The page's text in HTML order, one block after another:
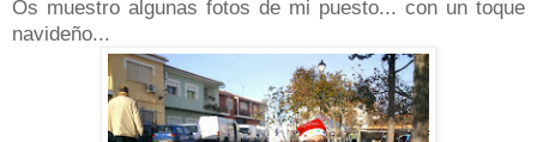
Os muestro algunas fotos de mi puesto... con un toque
navideño...